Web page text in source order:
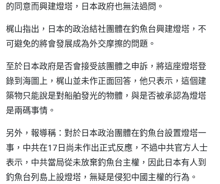
的同意而興建燈塔，日本政府也無法過問。
梶山指出，日本的政治結社團體在釣魚台興建燈塔，不
可避免的將會發展成為外交摩擦的問題。
至於日本政府是否會接受該團體之申訴，將這座燈塔登
錄到海圖上，梶山並未作正面回答，他只表示，這個建
築物只能說是對船舶發光的物體，與是否被承認為燈塔
是兩碼事情。
另外，報導稱：對於日本政治團體在釣魚台設置燈塔一
事，中共在17日尚未作出正式反應，不過中共官方人士
表示，中共當局從未放棄釣魚台主權，因此日本有人到
釣魚台列島上設燈塔，無疑是侵犯中國主權的行為。